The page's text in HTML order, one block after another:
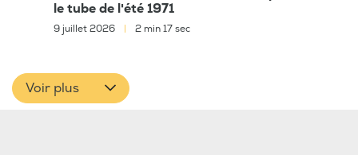
le tube de l'été 1971
9 juillet 2026 2 min 17 sec
Voir plus